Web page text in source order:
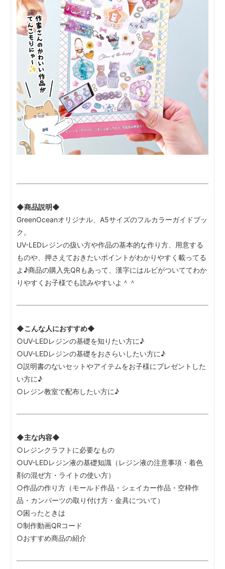
◆商品説明◆
GreenOceanオリジナル、A5サイズのフルカラーガイドブッ
ク。
UV-LEDレジンの扱い方や作品の基本的な作り方、用意する
ものや、押さえておきたいポイントがわかりやすく載ってる
よ♪商品の購入先QRもあって、漢字にはルビがついててわか
りやすくお子様でも読みやすいよ＾＾
◆こんな人におすすめ◆
○UV-LEDレジンの基礎を知りたい方に♪
○UV-LEDレジンの基礎をおさらいしたい方に♪
○説明書のないセットやアイテムをお子様にプレゼントした
い方に♪
○レジン教室で配布したい方に♪
◆主な内容◆
○レジンクラフトに必要なもの
○UV-LEDレジン液の基礎知識（レジン液の注意事項・着色
剤の混ぜ方・ライトの使い方）
○作品の作り方（モールド作品・シェイカー作品・空枠作
品・カンパーツの取り付け方・金具について）
○困ったときは
○制作動画QRコード
○おすすめ商品の紹介